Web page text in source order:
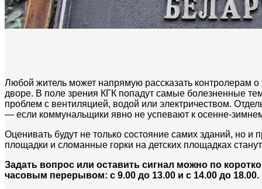
Любой житель может напрямую рассказать контролерам
дворе. В поле зрения КГК попадут самые болезненные
проблем с вентиляцией, водой или электричеством.
— если коммунальщики явно не успевают к осенне-
Оценивать будут не только состояние самих зданий, но
площадки и сломанные горки на детских площадках
Задать вопрос или оставить сигнал можно по
часовым перерывом: с 9.00 до 13.00 и с 14.00 до 18.00.